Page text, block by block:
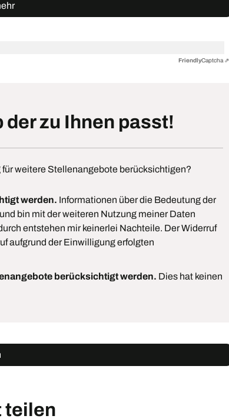
FriendlyCaptcha ⇗
der zu Ihnen passt!
weitere Stellenangebote berücksichtigen?
werden. Informationen über die Bedeutung der
bin mit der weiteren Nutzung meiner Daten
entstehen mir keinerlei Nachteile. Der Widerruf
aufgrund der Einwilligung erfolgten
berücksichtigt werden. Dies hat keinen
teilen